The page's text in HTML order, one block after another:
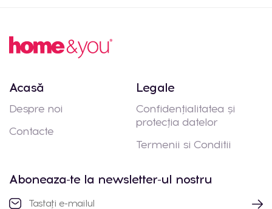
Acasă
Despre noi
Contacte
Legale
Confidențialitatea și
protecția datelor
Termenii si Conditii
Aboneaza-te la newsletter-ul nostru